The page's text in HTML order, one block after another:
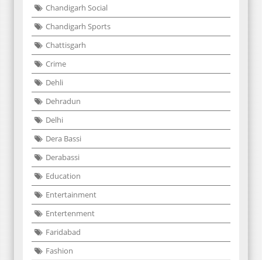
Chandigarh Social
Chandigarh Sports
Chattisgarh
Crime
Dehli
Dehradun
Delhi
Dera Bassi
Derabassi
Education
Entertainment
Entertenment
Faridabad
Fashion